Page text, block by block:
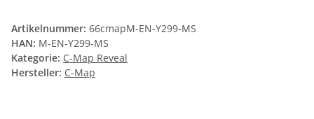
Artikelnummer: 66cmapM-EN-Y299-MS
HAN: M-EN-Y299-MS
Kategorie: C-Map Reveal
Hersteller: C-Map